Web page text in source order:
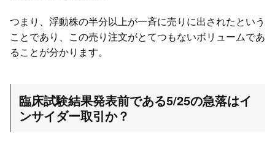
つまり、浮動株の半分以上が一斉に売りに出されたという
ことであり、この売り注文がとてつもないボリュームであ
ることが分かります。
臨床試験結果発表前である5/25の急落はイ
ンサイダー取引か？